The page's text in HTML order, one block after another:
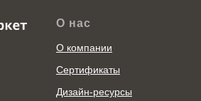
О нас
О компании
Сертификаты
Дизайн-ресурсы